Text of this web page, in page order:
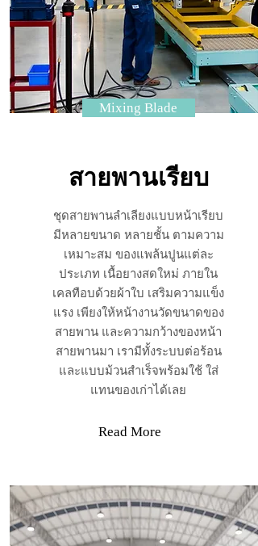
Mixing Blade
สายพานเรียบ
ชุดสายพานลำเลียงแบบหน้าเรียบ
มีหลายขนาด หลายชั้น ตามความ
เหมาะสม ของแพล้นปูนแต่ละ
ประเภท เนื้อยางสดใหม่ ภายใน
เคลทือบด้วยผ้าใบ เสริมความแข็ง
แรง เพียงให้หน้างานวัดขนาดของ
สายพาน และความกว้างของหน้า
สายพานมา เรามีทั้งระบบต่อร้อน
และแบบม้วนสำเร็จพร้อมใช้ ใส่
แทนของเก่าได้เลย
Read More